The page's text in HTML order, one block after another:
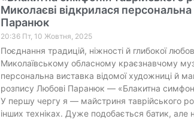
Миколаєві відкрилася
Паранюк
20:36 Пт, 10 Жовтня, 2025
Поєднання традицій, ніжності й глибокої
Миколаївському обласному краєзнавчому
персональна виставка відомої художниці й
розпису Любові Паранюк — «Блакитна
У першу чергу я — майстриня таврійського
інших техніках. Дуже подобається батик, але